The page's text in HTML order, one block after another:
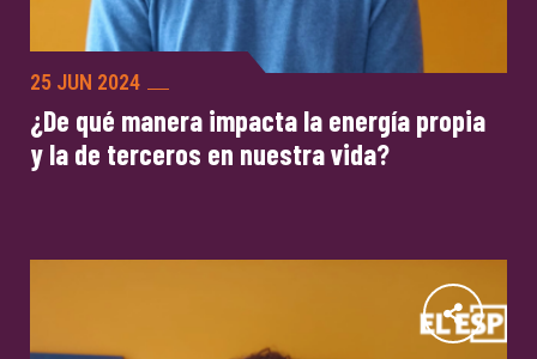
25 JUN 2024
¿De qué manera impacta la energía propia
y la de terceros en nuestra vida?